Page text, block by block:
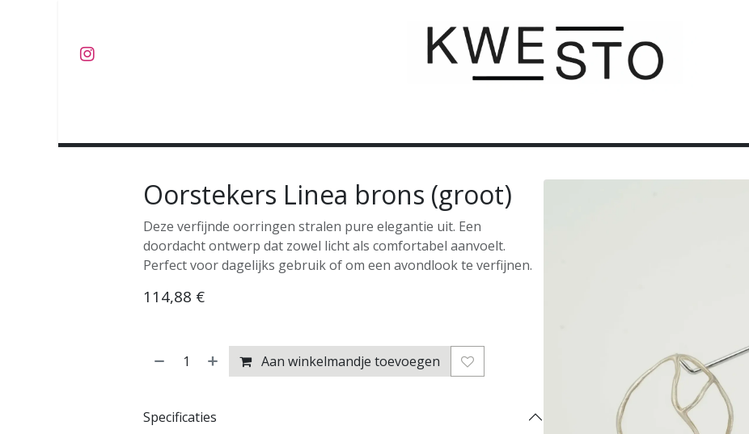
Oorstekers Linea brons (groot)
Deze verfijnde oorringen stralen pure elegantie uit. Een
doordacht ontwerp dat zowel licht als comfortabel aanvoelt.
Perfect voor dagelijks gebruik of om een avondlook te verfijnen.
114,88 €
Aan winkelmandje toevoegen
Specificaties